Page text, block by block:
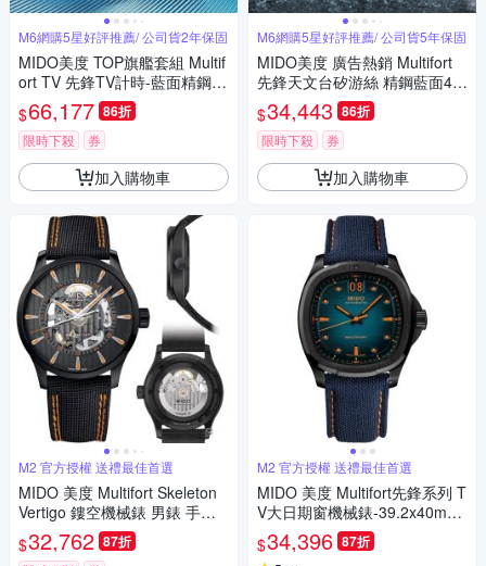
M6網購5星好評推薦/ 公司貨2年保固
MIDO美度 TOP旗艦套組 Multif
ort TV 先鋒TV計時-藍面精鋼 M
6 (M0495271104100)
$66,177 86折
限時下殺 券
加入購物車
M2 官方授權 送禮最佳首選
MIDO 美度 Multifort Skeleton
Vertigo 鏤空機械錶 男錶 手錶-
42mm M0384363705100
$32,762 87折
M6網購5星好評推薦/ 公司貨5年保固
MIDO美度 廣告熱銷 Multifort
先鋒天文台矽游絲 精鋼藍面42
㎜ M6(0384311104100)
$34,443 86折
限時下殺 券
加入購物車
M2 官方授權 送禮最佳首選
MIDO 美度 Multifort先鋒系列 T
V大日期窗機械錶-39.2x40mm
藍 M0495263704100
$34,396 87折